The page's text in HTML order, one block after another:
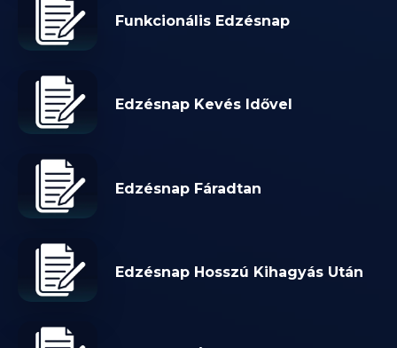
Funkcionális Edzésnap
Edzésnap Kevés Idővel
Edzésnap Fáradtan
Edzésnap Hosszú Kihagyás Után